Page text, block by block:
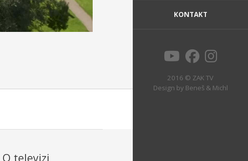
KONTAKT
2016 © ZAK TV
Design by Beneš & Michl
O televizi